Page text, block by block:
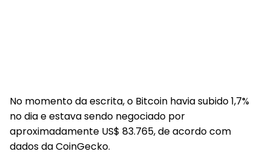
No momento da escrita, o Bitcoin havia subido 1,7%
no dia e estava sendo negociado por
aproximadamente US$ 83.765, de acordo com
dados da CoinGecko.